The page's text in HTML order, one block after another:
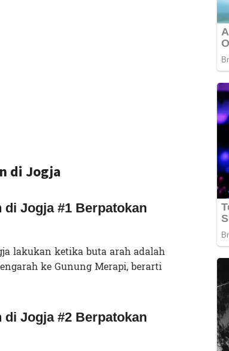
di Jogja
Jogja #1 Berpatokan
lakukan ketika buta arah adalah
ke Gunung Merapi, berarti
Jogja #2 Berpatokan